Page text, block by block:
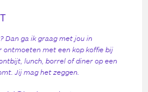
Dan ga ik graag met jou in
ontmoeten met een kop koffie bij
lunch, borrel of diner op een
Jij mag het zeggen.